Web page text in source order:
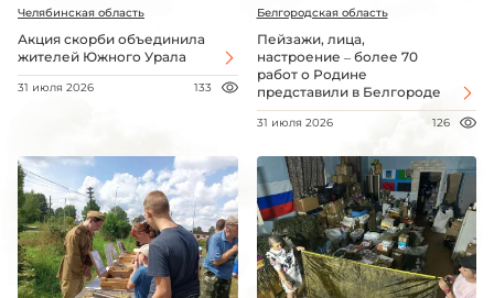
Челябинская область
Акция скорби объединила
жителей Южного Урала
31 июля 2026 133
Белгородская область
Пейзажи, лица,
настроение – более 70
работ о Родине
представили в Белгороде
31 июля 2026 126